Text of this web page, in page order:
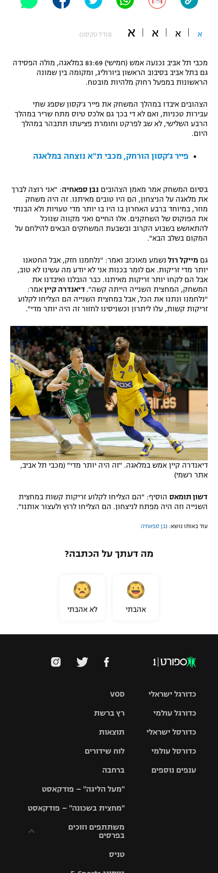
תקנון משתתפים וזוכים בפרסים
תקנון עבור פעילות ספורט 1 – "מרלן"
טניס
גיימינג E-Sports
תקנון פעילות ספורט 1
רשיון להקרנה פומבית לבית עסק
לוח דרושים – ג'ובנט
תגיות
המגזין
כדורמים
בייסבול MLB
ספורט אתגרי ואקסטרים
אומנויות לחימה
א א א א (גודל טקסט)
מכבי תל אביב נכנעה אמש (חמישי) 83:69 במלאגה, מולה הפסידה
גם בתל אביב בסיבוב הראשון ביורוליג, ומקומה בין שמונה
הראשונות במפעל רחוק מלהיות מובטח.
הצהובים איבדו במהלך המשחק את פייר ג'קסון שספג שתי
עבירות טכניות, ואם לא די בכך גם אלכס טיוס מתח שריר במהלך
הרבע השלישי, לא שב לפרקט וחומרת פציעתו תתבהר במהלך
היום.
פייר ג'קסון הורחק, מכבי ת"א נוצחה במלאגה
בסיום המשחק אמר מאמן הצהובים נבן ספאחיה: "אני רוצה לברך
את מלאגה על הניצחון, הם היו טובים מאיתנו. זה היה משחק
מוזר, במיוחד ברבע האחרון בו היו בו יותר מדי טעויות ולא הבנתי
את הפוקוס של השחקנים. אלו החיים ואני מקווה שנוכל
להתאושש בשבוע הקרוב ובשבעת המשחקים הבאים להילחם על
המקום בשלב הבא".
גם מייקל רול נשמע מאוכזב ואמר: "נלחמנו חזק, אבל החטאנו
יותר מדי זריקות. אם לומר בכנות אני לא יודע מה עשינו לא טוב,
אבל הם לקחו יותר זריקות מאיתנו. כבר הובלנו ואיבדנו את
המשחק, המחצית השנייה הייתה קשה". דיאנדרה קייןאמר:
"נלחמנו ונתנו את הכל, אבל במחצית השנייה הם הצליחו לקלוע
זריקות קשות, עלו ליתרון וכשניסינו לחזור זה היה יותר מדי".
דיאנדרה קיין אמש במלאגה. "זה היה יותר מדי" (מכבי תל אביב,
אתר רשמי)
דשון תומאס הוסיף: "הם הצליחו לקלוע זריקות קשות במחצית
השנייה וזה היה מפתח לניצחון. הם הצליחו לרוץ ולעצור אותנו".
עוד באותו נושא: נבן ספאחיה
מה דעתך על הכתבה?
אהבתי לא אהבתי
VOD
רץ ברשת
תוצאות
לוח שידורים
ברחבה
"מעל הליגה" – פודקאסט
"מחצית בשכונה" – פודקאסט
משתתפים וזוכים
בפרסים
וזוכים בפרסים
טניס
כדורגל ישראלי
גביע הטוטו
כדורגל עולמי
האלופות
ליגה
כדורסל ישראלי
סל
כדורסל עולמי
ענפים נוספים